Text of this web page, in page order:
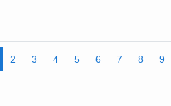
2 3 4 5 6 7 8 9